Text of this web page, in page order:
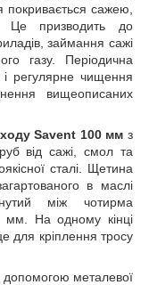
сажею,
Це призводить до
займання сажі
газу. Періодична
і регулярне чищення
вищеописаних
Savent 100 мм з
від сажі, смол та
сталі. Щетина
в маслі
між чотирма
мм. На одному кінці
для кріплення тросу
допомогою металевої